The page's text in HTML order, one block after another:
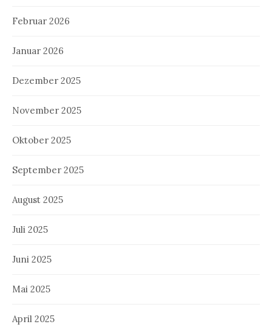
Februar 2026
Januar 2026
Dezember 2025
November 2025
Oktober 2025
September 2025
August 2025
Juli 2025
Juni 2025
Mai 2025
April 2025